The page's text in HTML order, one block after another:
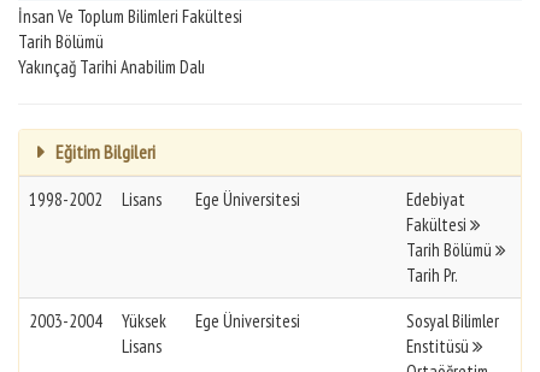
İnsan Ve Toplum Bilimleri Fakültesi
Tarih Bölümü
Yakınçağ Tarihi Anabilim Dalı
Eğitim Bilgileri
1998-2002 Lisans Ege Üniversitesi
Edebiyat
Fakültesi
Tarih Bölümü
Tarih Pr.
2003-2004
Yüksek
Lisans
Ege Üniversitesi
Sosyal Bilimler
Enstitüsü